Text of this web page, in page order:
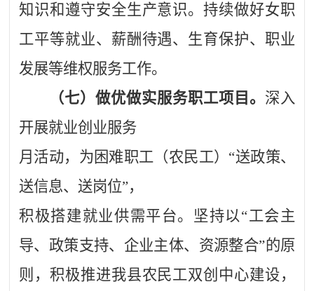
知识和遵守安全生产意识。持续做好女职
工平等就业、薪酬待遇、生育保护、职业
发展等维权服务工作。
（七）做优做实服务职工项目。 深入
开展就业创业服务
月活动，为困难职工（农民工） “送政策、
送信息、送岗位”，
积极搭建就业供需平台。 坚持以 “工会主
导、政策支持、企业主体、资源整合”的原
则， 积极推进我县农民工双创中心建设，